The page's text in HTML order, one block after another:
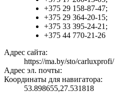
+375 29 158-87-47;
+375 29 364-20-15;
+375 33 395-24-21;
+375 44 770-21-26
Адрес сайта:
https://ma.by/sto/carluxprofi/
Адрес эл. почты:
Координаты для навигатора:
53.898655,27.531818